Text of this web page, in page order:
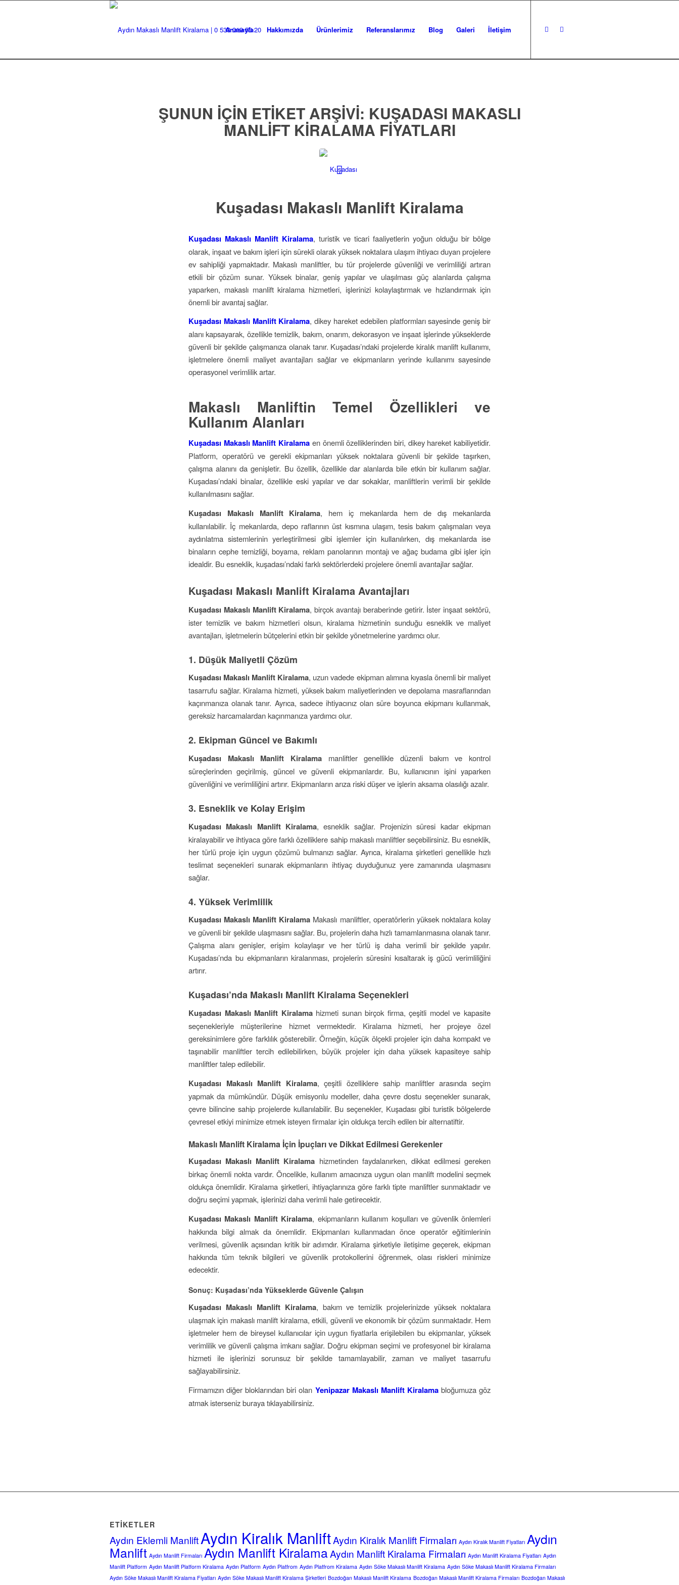
Anasayfa Hakkımızda Ürünlerimiz Referanslarımız Blog Galeri İletişim
ŞUNUN IÇIN ETIKET ARŞIVI: KUŞADASI MAKASLI
MANLIFT KIRALAMA FIYATLARI
Kuşadası Makaslı Manlift Kiralama
Kuşadası Makaslı Manlift Kiralama, turistik ve ticari faaliyetlerin yoğun olduğu bir bölge
olarak, inşaat ve bakım işleri için sürekli olarak yüksek noktalara ulaşım ihtiyacı duyan projelere
ev sahipliği yapmaktadır. Makaslı manliftler, bu tür projelerde güvenliği ve verimliliği artıran
etkili bir çözüm sunar. Yüksek binalar, geniş yapılar ve ulaşılması güç alanlarda çalışma
yaparken, makaslı manlift kiralama hizmetleri, işlerinizi kolaylaştırmak ve hızlandırmak için
önemli bir avantaj sağlar.
Kuşadası Makaslı Manlift Kiralama, dikey hareket edebilen platformları sayesinde geniş bir
alanı kapsayarak, özellikle temizlik, bakım, onarım, dekorasyon ve inşaat işlerinde yükseklerde
güvenli bir şekilde çalışmanıza olanak tanır. Kuşadası’ndaki projelerde kiralık manlift kullanımı,
işletmelere önemli maliyet avantajları sağlar ve ekipmanların yerinde kullanımı sayesinde
operasyonel verimlilik artar.
Makaslı Manliftin Temel Özellikleri ve
Kullanım Alanları
Kuşadası Makaslı Manlift Kiralama en önemli özelliklerinden biri, dikey hareket kabiliyetidir.
Platform, operatörü ve gerekli ekipmanları yüksek noktalara güvenli bir şekilde taşırken,
çalışma alanını da genişletir. Bu özellik, özellikle dar alanlarda bile etkin bir kullanım sağlar.
Kuşadası’ndaki binalar, özellikle eski yapılar ve dar sokaklar, manliftlerin verimli bir şekilde
kullanılmasını sağlar.
Kuşadası Makaslı Manlift Kiralama, hem iç mekanlarda hem de dış mekanlarda
kullanılabilir. İç mekanlarda, depo raflarının üst kısmına ulaşım, tesis bakım çalışmaları veya
aydınlatma sistemlerinin yerleştirilmesi gibi işlemler için kullanılırken, dış mekanlarda ise
binaların cephe temizliği, boyama, reklam panolarının montajı ve ağaç budama gibi işler için
idealdir. Bu esneklik, kuşadası’ndaki farklı sektörlerdeki projelere önemli avantajlar sağlar.
Kuşadası Makaslı Manlift Kiralama Avantajları
Kuşadası Makaslı Manlift Kiralama, birçok avantajı beraberinde getirir. İster inşaat sektörü,
ister temizlik ve bakım hizmetleri olsun, kiralama hizmetinin sunduğu esneklik ve maliyet
avantajları, işletmelerin bütçelerini etkin bir şekilde yönetmelerine yardımcı olur.
1. Düşük Maliyetli Çözüm
Kuşadası Makaslı Manlift Kiralama, uzun vadede ekipman alımına kıyasla önemli bir maliyet
tasarrufu sağlar. Kiralama hizmeti, yüksek bakım maliyetlerinden ve depolama masraflarından
kaçınmanıza olanak tanır. Ayrıca, sadece ihtiyacınız olan süre boyunca ekipmanı kullanmak,
gereksiz harcamalardan kaçınmanıza yardımcı olur.
2. Ekipman Güncel ve Bakımlı
Kuşadası Makaslı Manlift Kiralama manliftler genellikle düzenli bakım ve kontrol
süreçlerinden geçirilmiş, güncel ve güvenli ekipmanlardır. Bu, kullanıcının işini yaparken
güvenliğini ve verimliliğini artırır. Ekipmanların arıza riski düşer ve işlerin aksama olasılığı azalır.
3. Esneklik ve Kolay Erişim
Kuşadası Makaslı Manlift Kiralama, esneklik sağlar. Projenizin süresi kadar ekipman
kiralayabilir ve ihtiyaca göre farklı özelliklere sahip makaslı manliftler seçebilirsiniz. Bu esneklik,
her türlü proje için uygun çözümü bulmanızı sağlar. Ayrıca, kiralama şirketleri genellikle hızlı
teslimat seçenekleri sunarak ekipmanların ihtiyaç duyduğunuz yere zamanında ulaşmasını
sağlar.
4. Yüksek Verimlilik
Kuşadası Makaslı Manlift Kiralama Makaslı manliftler, operatörlerin yüksek noktalara kolay
ve güvenli bir şekilde ulaşmasını sağlar. Bu, projelerin daha hızlı tamamlanmasına olanak tanır.
Çalışma alanı genişler, erişim kolaylaşır ve her türlü iş daha verimli bir şekilde yapılır.
Kuşadası’nda bu ekipmanların kiralanması, projelerin süresini kısaltarak iş gücü verimliliğini
artırır.
Kuşadası’nda Makaslı Manlift Kiralama Seçenekleri
Kuşadası Makaslı Manlift Kiralamahizmeti sunan birçok firma, çeşitli model ve kapasite
seçenekleriyle müşterilerine hizmet vermektedir. Kiralama hizmeti, her projeye özel
gereksinimlere göre farklılık gösterebilir. Örneğin, küçük ölçekli projeler için daha kompakt ve
taşınabilir manliftler tercih edilebilirken, büyük projeler için daha yüksek kapasiteye sahip
manliftler talep edilebilir.
Kuşadası Makaslı Manlift Kiralama, çeşitli özelliklere sahip manliftler arasında seçim
yapmak da mümkündür. Düşük emisyonlu modeller, daha çevre dostu seçenekler sunarak,
çevre bilincine sahip projelerde kullanılabilir. Bu seçenekler, Kuşadası gibi turistik bölgelerde
çevresel etkiyi minimize etmek isteyen firmalar için oldukça tercih edilen bir alternatiftir.
Makaslı Manlift Kiralama İçin İpuçları ve Dikkat Edilmesi Gerekenler
Kuşadası Makaslı Manlift Kiralama hizmetinden faydalanırken, dikkat edilmesi gereken
birkaç önemli nokta vardır. Öncelikle, kullanım amacınıza uygun olan manlift modelini seçmek
oldukça önemlidir. Kiralama şirketleri, ihtiyaçlarınıza göre farklı tipte manliftler sunmaktadır ve
doğru seçimi yapmak, işlerinizi daha verimli hale getirecektir.
Kuşadası Makaslı Manlift Kiralama, ekipmanların kullanım koşulları ve güvenlik önlemleri
hakkında bilgi almak da önemlidir. Ekipmanları kullanmadan önce operatör eğitimlerinin
verilmesi, güvenlik açısından kritik bir adımdır. Kiralama şirketiyle iletişime geçerek, ekipman
hakkında tüm teknik bilgileri ve güvenlik protokollerini öğrenmek, olası riskleri minimize
edecektir.
Sonuç: Kuşadası’nda Yükseklerde Güvenle Çalışın
Kuşadası Makaslı Manlift Kiralama, bakım ve temizlik projelerinizde yüksek noktalara
ulaşmak için makaslı manlift kiralama, etkili, güvenli ve ekonomik bir çözüm sunmaktadır. Hem
işletmeler hem de bireysel kullanıcılar için uygun fiyatlarla erişilebilen bu ekipmanlar, yüksek
verimlilik ve güvenli çalışma imkanı sağlar. Doğru ekipman seçimi ve profesyonel bir kiralama
hizmeti ile işlerinizi sorunsuz bir şekilde tamamlayabilir, zaman ve maliyet tasarrufu
sağlayabilirsiniz.
Firmamızın diğer bloklarından biri olan Yenipazar Makaslı Manlift Kiralamabloğumuza göz
atmak isterseniz buraya tıklayabilirsiniz.
ETIKETLER
Aydın Eklemli ManliftAydın Kiralık ManliftAydın Kiralık Manlift Firmaları Aydın Kiralık Manlift Fiyatları Aydın
Manlift Aydın Manlift Firmaları Aydın Manlift KiralamaAydın Manlift Kiralama Firmaları Aydın Manlift Kiralama Fiyatları Aydın
Manlift Platform Aydın Manlift Platform Kiralama Aydın Platform Aydın Platfrom Aydın Platfrom Kiralama Aydın Söke Makaslı Manlift Kiralama Aydın Söke Makaslı Manlift Kiralama Firmaları
Aydın Söke Makaslı Manlift Kiralama Fiyatları Aydın Söke Makaslı Manlift Kiralama Şirketleri Bozdoğan Makaslı Manlift Kiralama Bozdoğan Makaslı Manlift Kiralama Firmaları Bozdoğan Makaslı